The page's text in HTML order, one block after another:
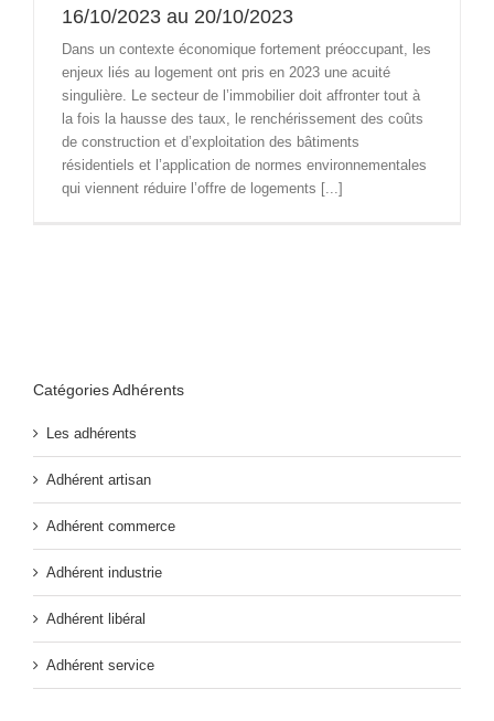
16/10/2023 au 20/10/2023
Dans un contexte économique fortement préoccupant, les
enjeux liés au logement ont pris en 2023 une acuité
singulière. Le secteur de l’immobilier doit affronter tout à
la fois la hausse des taux, le renchérissement des coûts
de construction et d’exploitation des bâtiments
résidentiels et l’application de normes environnementales
qui viennent réduire l’offre de logements [...]
Catégories Adhérents
Les adhérents
Adhérent artisan
Adhérent commerce
Adhérent industrie
Adhérent libéral
Adhérent service